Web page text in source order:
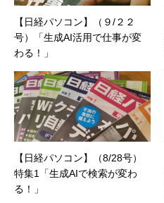
【日経パソコン】（９/２２
号）「生成AI活用で仕事が変
わる！」
【日経パソコン】（8/28号）
特集1「生成AIで検索が変わ
る！」